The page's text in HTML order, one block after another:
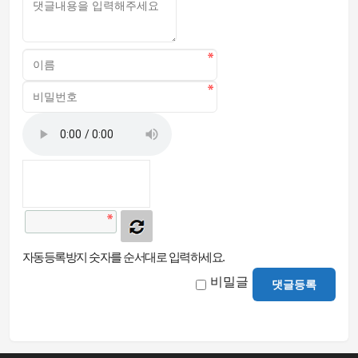
자동등록방지 숫자를 순서대로 입력하세요.
비밀글 댓글등록